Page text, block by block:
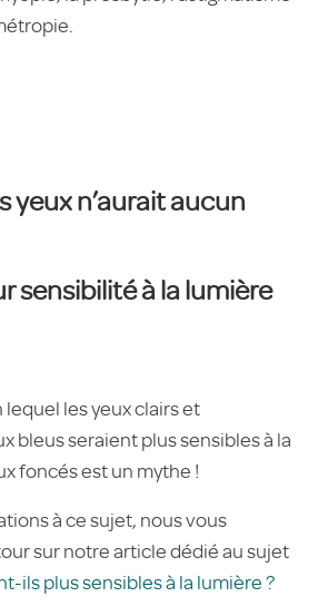
yeux n’aurait aucun
sensibilité à la lumière
lequel les yeux clairs et
bleus seraient plus sensibles à la
foncés est un mythe !
à ce sujet, nous vous
sur notre article dédié au sujet
ils plus sensibles à la lumière ?